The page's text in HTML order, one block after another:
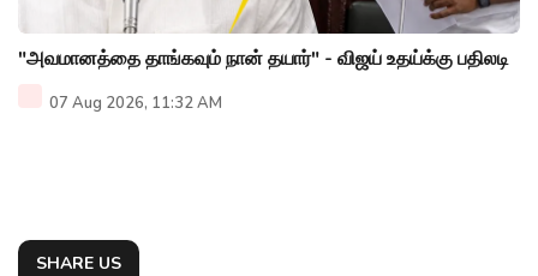
"அவமானத்தை தாங்கவும் நான் தயார்" - விஜய் உதய்க்கு பதிலடி
07 Aug 2026, 11:32 AM
SHARE US